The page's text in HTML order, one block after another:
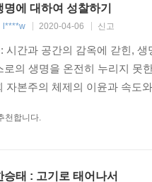
명에 대하여 성찰하기
l****w 2020-04-06 신고
시간과 공간의 감옥에 갇힌, 생
로의 생명을 온전히 누리지 못
자본주의 체제의 이윤과 속도
천합니다.
승태 : 고기로 태어나서